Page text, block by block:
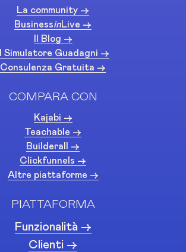
La community ->
BusinessinLive ->
Il Blog ->
Il Simulatore Guadagni ->
Consulenza Gratuita ->
COMPARA CON
Kajabi ->
Teachable ->
Builderall ->
Clickfunnels ->
Altre piattaforme ->
PIATTAFORMA
Funzionalità ->
Clienti ->